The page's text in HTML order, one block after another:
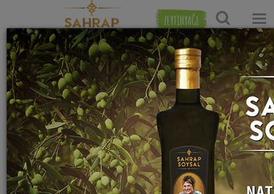
ZEYTİNYAĞI
Ana Sayfa Tatlı Tarifleri Şerbetli Tatlı Tarifleri